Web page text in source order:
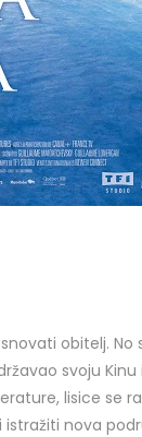
obitelj.
svoju
lisice se
nova